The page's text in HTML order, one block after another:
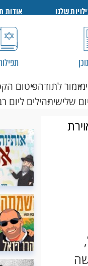
שלנו אודות
מזמור לתודהפיטום
שלישיתהילים ליום